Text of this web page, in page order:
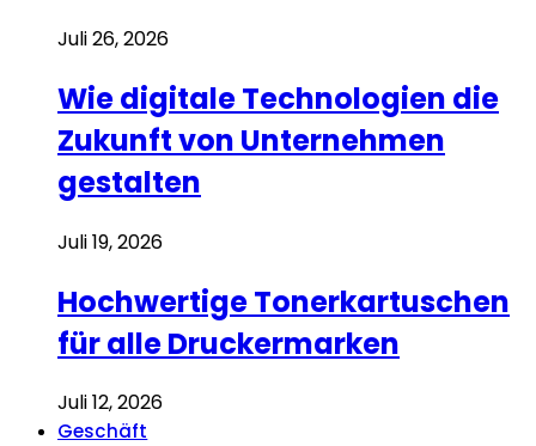
Juli 26, 2026
Wie digitale Technologien die
Zukunft von Unternehmen
gestalten
Juli 19, 2026
Hochwertige Tonerkartuschen
für alle Druckermarken
Juli 12, 2026
Geschäft